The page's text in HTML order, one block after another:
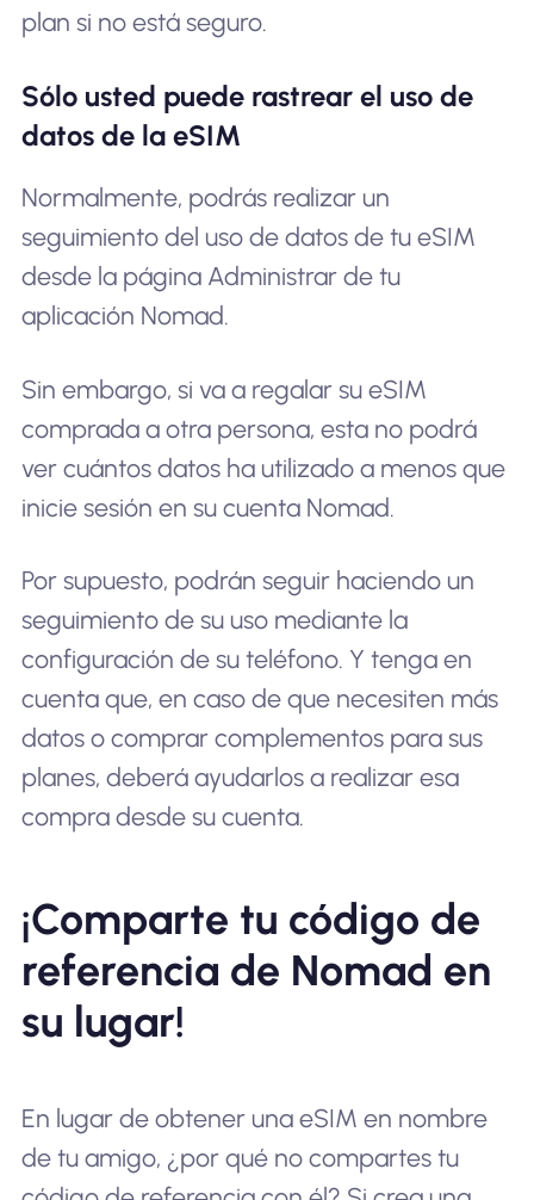
plan si no está seguro.
Sólo usted puede rastrear el uso de
datos de la eSIM
Normalmente, podrás realizar un
seguimiento del uso de datos de tu eSIM
desde la página Administrar de tu
aplicación Nomad.
Sin embargo, si va a regalar su eSIM
comprada a otra persona, esta no podrá
ver cuántos datos ha utilizado a menos que
inicie sesión en su cuenta Nomad.
Por supuesto, podrán seguir haciendo un
seguimiento de su uso mediante la
configuración de su teléfono. Y tenga en
cuenta que, en caso de que necesiten más
datos o comprar complementos para sus
planes, deberá ayudarlos a realizar esa
compra desde su cuenta.
¡Comparte tu código de
referencia de Nomad en
su lugar!
En lugar de obtener una eSIM en nombre
de tu amigo, ¿por qué no compartes tu